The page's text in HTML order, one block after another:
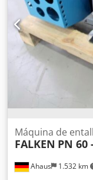
Ahaus 1.532 km
Máquina de
FALKEN PN 60